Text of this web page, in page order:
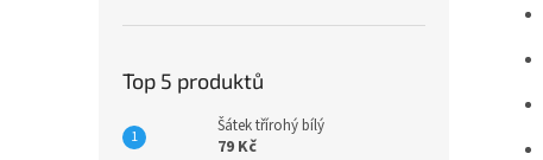
Top 5 produktů
Šátek třírohý bílý
79 Kč